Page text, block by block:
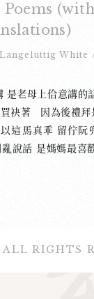
Poems (with
White
老母上佮意講的
袂著 因為後禮拜
這馬真乖 留佇阮
說話 是媽媽最喜
換肢 聽人說 上帝
可奈何 就馬虎了
RIGHTS